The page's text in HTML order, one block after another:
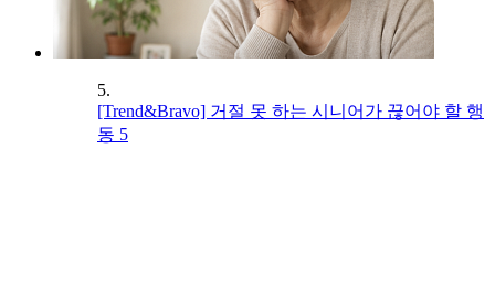
5.
[Trend&Bravo] 거절 못 하는 시니어가 끊어야 할 행
동 5